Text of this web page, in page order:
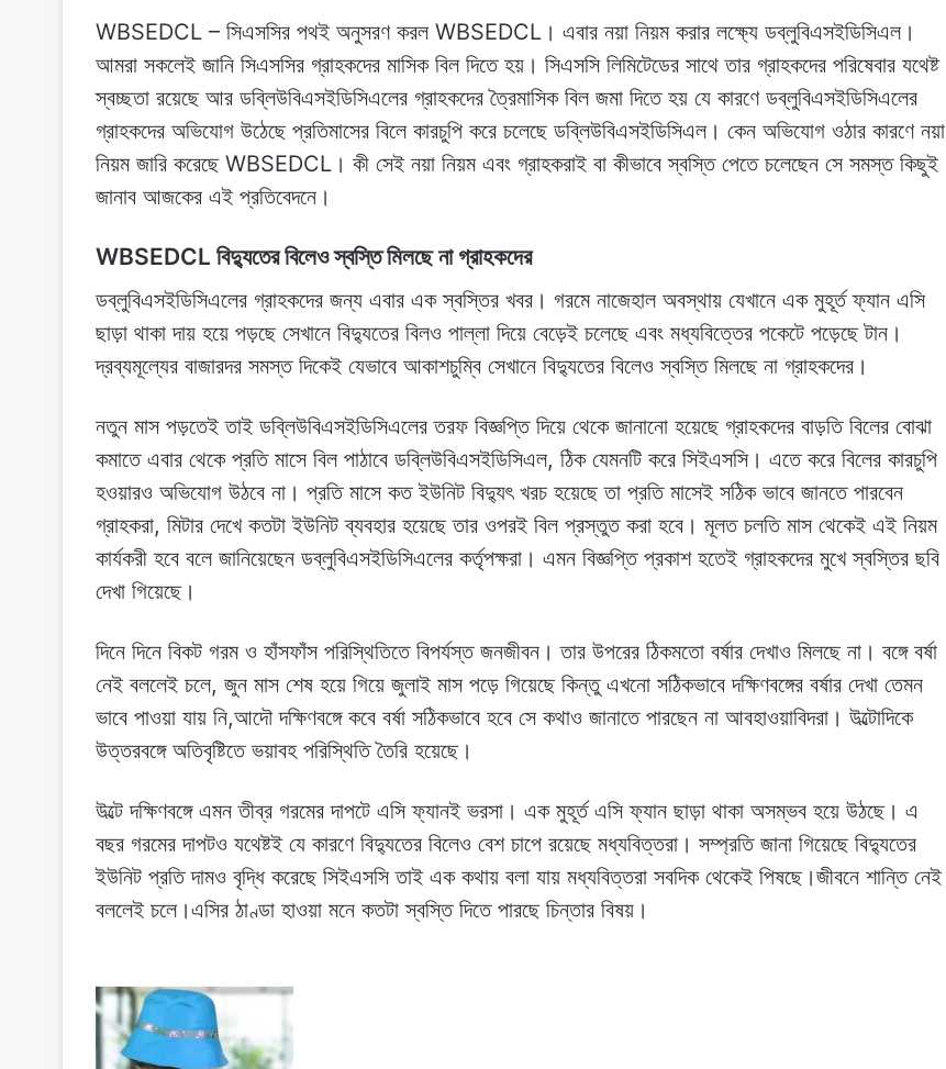
WBSEDCL – সিএসসির পথই অনুসরণ করল WBSEDCL। এবার নয়া নিয়ম করার লক্ষ্যে ডব্লুবিএসইডিসিএল।
আমরা সকলেই জানি সিএসসির গ্রাহকদের মাসিক বিল দিতে হয়। সিএসসি লিমিটেডের সাথে তার গ্রাহকদের পরিষেবার যথেষ্ট
স্বচ্ছতা রয়েছে আর ডব্লিউবিএসইডিসিএলের গ্রাহকদের ত্রৈমাসিক বিল জমা দিতে হয় যে কারণে ডব্লুবিএসইডিসিএলের
গ্রাহকদের অভিযোগ উঠেছে প্রতিমাসের বিলে কারচুপি করে চলেছে ডব্লিউবিএসইডিসিএল। কেন অভিযোগ ওঠার কারণে নয়া
নিয়ম জারি করেছে WBSEDCL। কী সেই নয়া নিয়ম এবং গ্রাহকরাই বা কীভাবে স্বস্তি পেতে চলেছেন সে সমস্ত কিছুই
জানাব আজকের এই প্রতিবেদনে।
WBSEDCL বিদ্যুতের বিলেও স্বস্তি মিলছে না গ্রাহকদের
ডব্লুবিএসইডিসিএলের গ্রাহকদের জন্য এবার এক স্বস্তির খবর। গরমে নাজেহাল অবস্থায় যেখানে এক মুহূর্ত ফ্যান এসি
ছাড়া থাকা দায় হয়ে পড়ছে সেখানে বিদ্যুতের বিলও পাল্লা দিয়ে বেড়েই চলেছে এবং মধ্যবিত্তের পকেটে পড়েছে টান।
দ্রব্যমূল্যের বাজারদর সমস্ত দিকেই যেভাবে আকাশচুম্বি সেখানে বিদ্যুতের বিলেও স্বস্তি মিলছে না গ্রাহকদের।
নতুন মাস পড়তেই তাই ডব্লিউবিএসইডিসিএলের তরফ বিজ্ঞপ্তি দিয়ে থেকে জানানো হয়েছে গ্রাহকদের বাড়তি বিলের বোঝা
কমাতে এবার থেকে প্রতি মাসে বিল পাঠাবে ডব্লিউবিএসইডিসিএল, ঠিক যেমনটি করে সিইএসসি। এতে করে বিলের কারচুপি
হওয়ারও অভিযোগ উঠবে না। প্রতি মাসে কত ইউনিট বিদ্যুৎ খরচ হয়েছে তা প্রতি মাসেই সঠিক ভাবে জানতে পারবেন
গ্রাহকরা, মিটার দেখে কতটা ইউনিট ব্যবহার হয়েছে তার ওপরই বিল প্রস্তুত করা হবে। মূলত চলতি মাস থেকেই এই নিয়ম
কার্যকরী হবে বলে জানিয়েছেন ডব্লুবিএসইডিসিএলের কর্তৃপক্ষরা। এমন বিজ্ঞপ্তি প্রকাশ হতেই গ্রাহকদের মুখে স্বস্তির ছবি
দেখা গিয়েছে।
দিনে দিনে বিকট গরম ও হাঁসফাঁস পরিস্থিতিতে বিপর্যস্ত জনজীবন। তার উপরের ঠিকমতো বর্ষার দেখাও মিলছে না। বঙ্গে বর্ষা
নেই বললেই চলে, জুন মাস শেষ হয়ে গিয়ে জুলাই মাস পড়ে গিয়েছে কিন্তু এখনো সঠিকভাবে দক্ষিণবঙ্গের বর্ষার দেখা তেমন
ভাবে পাওয়া যায় নি,আদৌ দক্ষিণবঙ্গে কবে বর্ষা সঠিকভাবে হবে সে কথাও জানাতে পারছেন না আবহাওয়াবিদরা। উল্টোদিকে
উত্তরবঙ্গে অতিবৃষ্টিতে ভয়াবহ পরিস্থিতি তৈরি হয়েছে।
উল্টে দক্ষিণবঙ্গে এমন তীব্র গরমের দাপটে এসি ফ্যানই ভরসা। এক মুহূর্ত এসি ফ্যান ছাড়া থাকা অসম্ভব হয়ে উঠছে। এ
বছর গরমের দাপটও যথেষ্টই যে কারণে বিদ্যুতের বিলেও বেশ চাপে রয়েছে মধ্যবিত্তরা। সম্প্রতি জানা গিয়েছে বিদ্যুতের
ইউনিট প্রতি দামও বৃদ্ধি করেছে সিইএসসি তাই এক কথায় বলা যায় মধ্যবিত্তরা সবদিক থেকেই পিষছে।জীবনে শান্তি নেই
বললেই চলে।এসির ঠাণ্ডা হাওয়া মনে কতটা স্বস্তি দিতে পারছে চিন্তার বিষয়।